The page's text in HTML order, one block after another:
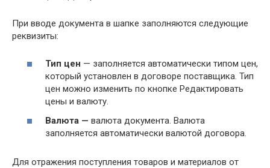
При вводе документа в шапке заполняются следующие
реквизиты:
Тип цен — заполняется автоматически типом цен,
который установлен в договоре поставщика. Тип
цен можно изменить по кнопке Редактировать
цены и валюту.
Валюта — валюта документа. Валюта
заполняется автоматически валютой договора.
Для отражения поступления товаров и материалов от